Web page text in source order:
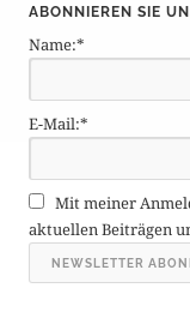
t
r
g
e
r
c
h
v
ABONNIEREN SIE
Name:*
E-Mail:*
Mit meiner
aktuellen Beiträgen